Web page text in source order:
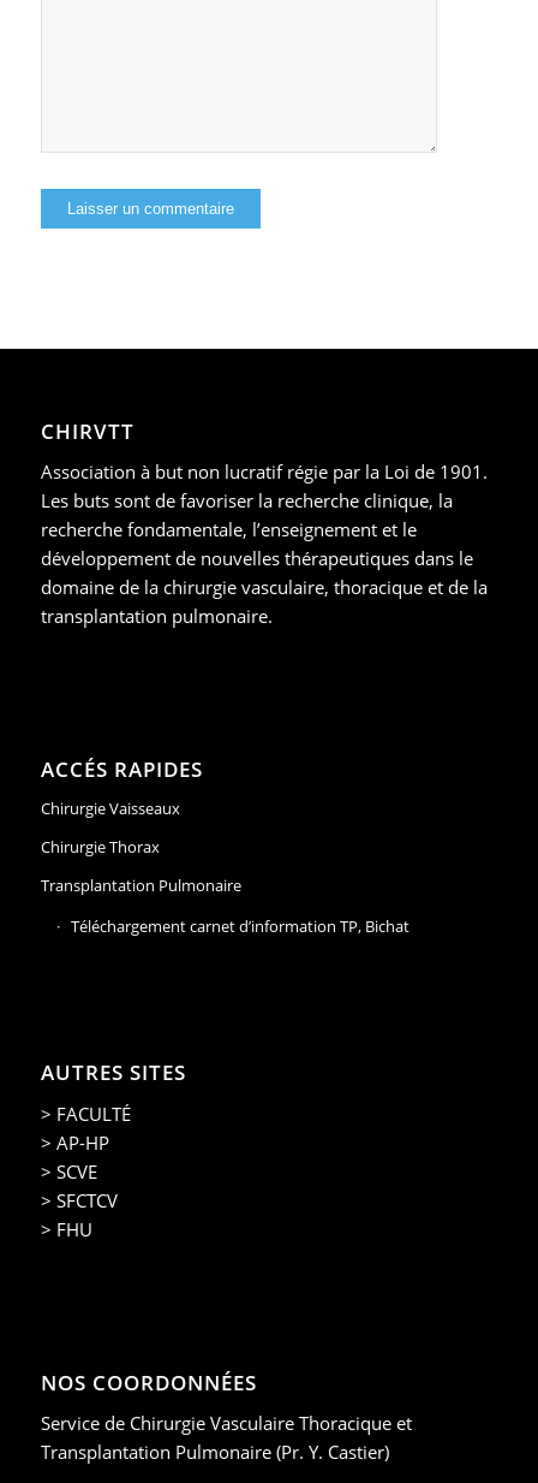
CHIRVTT
Association à but non lucratif régie par la Loi de 1901.
Les buts sont de favoriser la recherche clinique, la
recherche fondamentale, l’enseignement et le
développement de nouvelles thérapeutiques dans le
domaine de la chirurgie vasculaire, thoracique et de la
transplantation pulmonaire.
ACCÉS RAPIDES
Chirurgie Vaisseaux
Chirurgie Thorax
Transplantation Pulmonaire
Téléchargement carnet d’information TP, Bichat
AUTRES SITES
> FACULTÉ
> AP-HP
> SCVE
> SFCTCV
> FHU
NOS COORDONNÉES
Service de Chirurgie Vasculaire Thoracique et
Transplantation Pulmonaire (Pr. Y. Castier)